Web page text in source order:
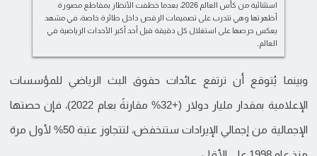
استثنائية من كأس العالم 2026، بعدما خطفت الأنظار بمقاطع مصورة
أظهرتها وهي تتدرب على تصميمات الرقص داخل طائرة خاصة، في مشهد
يعكس حرصها على استغلال كل دقيقة قبل أحد أكبر الأحداث الرياضية في
العالم.
وبينما يُتوقع أن ترتفع عائدات حقوق البث الرياضي للمؤسسات
الإعلامية بمقدار مليار دولار (+32% مقارنةً بعام 2022)، فإن حصتها
الإجمالية من إجمالي الإيرادات ستنخفض، لتتجاوز عتبة 50% لأول مرة